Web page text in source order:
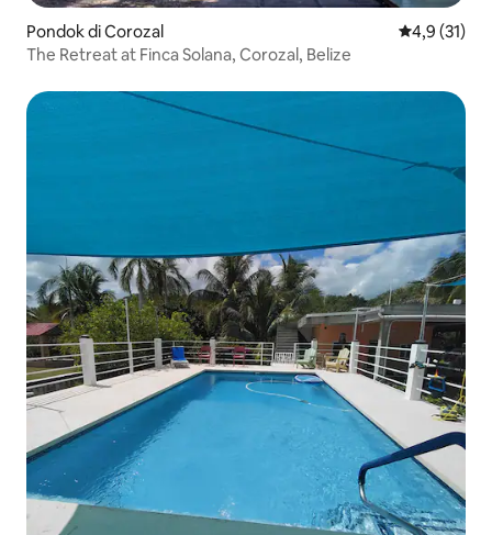
Pondok di Corozal Nilai rata-
4,9 (31)
The Retreat at Finca Solana, Corozal, Belize